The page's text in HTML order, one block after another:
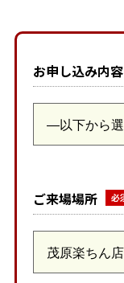
お申し込み内容
ご来場場所